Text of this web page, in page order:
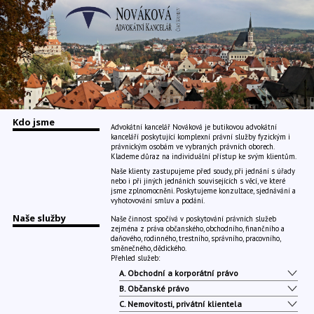
Kdo jsme
Advokátní kancelář Nováková je butikovou advokátní
kanceláří poskytující komplexní právní služby fyzickým i
právnickým osobám ve vybraných právních oborech.
Klademe důraz na individuální přístup ke svým klientům.
Naše klienty zastupujeme před soudy, při jednání s úřady
nebo i při jiných jednáních souvisejících s věcí, ve které
jsme zplnomocněni. Poskytujeme konzultace, sjednávání a
vyhotovování smluv a podání.
Naše služby
Naše činnost spočívá v poskytování právních služeb
zejména z práva občanského, obchodního, finančního a
daňového, rodinného, trestního, správního, pracovního,
směnečného, dědického.
Přehled služeb:
A. Obchodní a korporátní právo
korporátní právo
komlexní smluvní agenda
příprava, kontrola, sepisování dokumentů
B. Občanské právo
komplexní smluvní agenda
C. Nemovitosti, privátní klientela